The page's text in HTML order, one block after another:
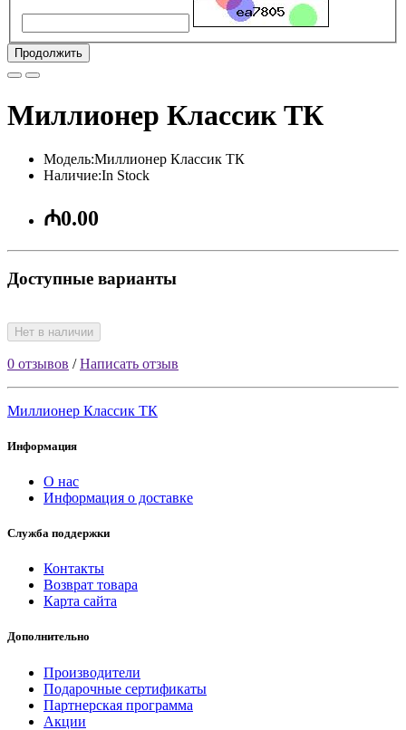
Продолжить
Миллионер Классик ТК
Модель:Миллионер Классик ТК
Наличие:In Stock
₼0.00
Доступные варианты
Нет в наличии
0 отзывов /Написать отзыв
Миллионер Классик ТК
Информация
О нас
Информация о доставке
Служба поддержки
Контакты
Возврат товара
Карта сайта
Дополнительно
Производители
Подарочные сертификаты
Партнерская программа
Акции